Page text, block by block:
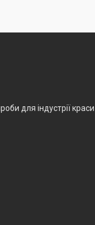
для індустрії краси